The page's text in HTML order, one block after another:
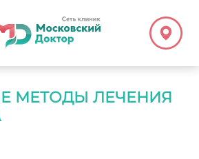
МЕТОДЫ ЛЕЧЕНИЯ